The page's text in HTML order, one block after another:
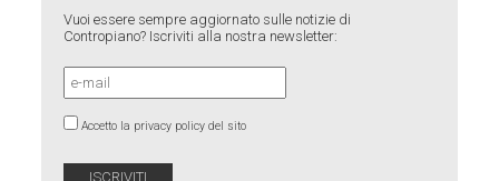
Vuoi essere sempre aggiornato sulle notizie di
Contropiano? Iscriviti alla nostra newsletter:
Accetto la privacy policy del sito